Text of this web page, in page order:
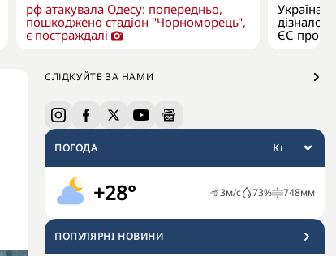
рф атакувала Одесу: попередньо,
пошкоджено стадіон "Чорноморець",
є постраждалі
Україна
ЄС про
СЛІДКУЙТЕ ЗА НАМИ
ПОГОДА
+28° 3м/с 73% 748мм
ПОПУЛЯРНI НОВИНИ